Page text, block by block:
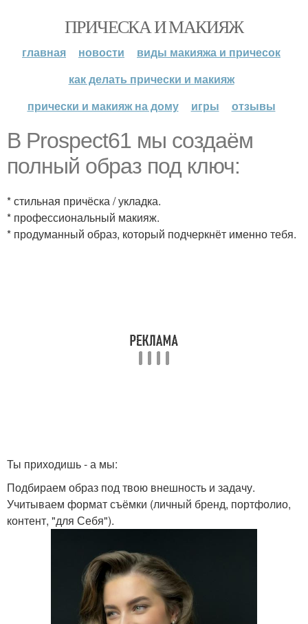
ПРИЧЕСКА И МАКИЯЖ
главная новости
виды макияжа и причесок
как делать прически и макияж
прически и макияж на дому
игры отзывы
В Prospect61 мы создаём
полный образ под ключ:
* стильная причёска / укладка.
* профессиональный макияж.
* продуманный образ, который подчеркнёт именно тебя.
Ты приходишь - а мы:
Подбираем образ под твою внешность и задачу.
Учитываем формат съёмки (личный бренд, портфолио,
контент, "для Себя").